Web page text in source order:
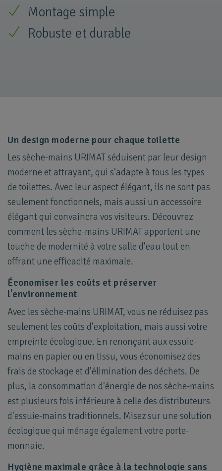
Montage simple
Robuste et durable
Un design moderne pour chaque toilette
Les sèche-mains URIMAT séduisent par leur design
moderne et attrayant, qui s'adapte à tous les types
de toilettes. Avec leur aspect élégant, ils ne sont pas
seulement fonctionnels, mais aussi un accessoire
élégant qui convaincra vos visiteurs. Découvrez
comment les sèche-mains URIMAT apportent une
touche de modernité à votre salle d'eau tout en
offrant une efficacité maximale.
Économiser les coûts et préserver
l'environnement
Avec les sèche-mains URIMAT, vous ne réduisez pas
seulement les coûts d'exploitation, mais aussi votre
empreinte écologique. En renonçant aux essuie-
mains en papier ou en tissu, vous économisez des
frais de stockage et d'élimination des déchets. De
plus, la consommation d'énergie de nos sèche-mains
est plusieurs fois inférieure à celle des distributeurs
d'essuie-mains traditionnels. Misez sur une solution
écologique qui ménage également votre porte-
monnaie.
Hygiène maximale grâce à la technologie sans